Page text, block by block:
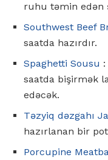
ruhu təmin edən
Southwest Beef
saatda hazırdır.
Spaghetti Sousu
saatda bişirmək
edəcək.
Təzyiq dəzgahı
hazırlanan bir
Porcupine